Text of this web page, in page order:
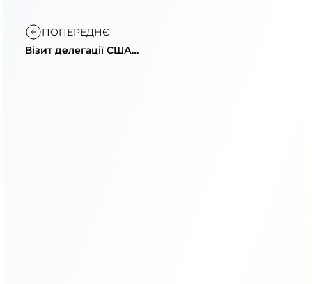
ПОПЕРЕДНЄ
Візит делегації США